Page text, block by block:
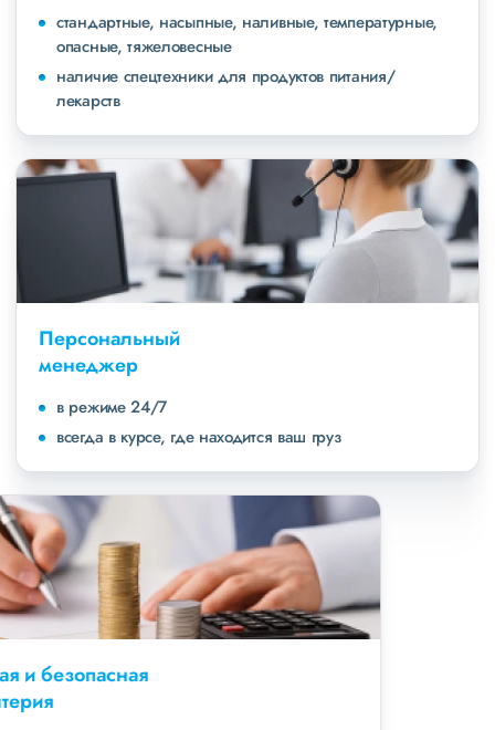
стандартные, насыпные, наливные, температурные,
опасные, тяжеловесные
наличие спецтехники для продуктов питания/
лекарств
Персональный
менеджер
в режиме 24/7
всегда в курсе, где находится ваш груз
Удобная и безопасная
бухгалтерия